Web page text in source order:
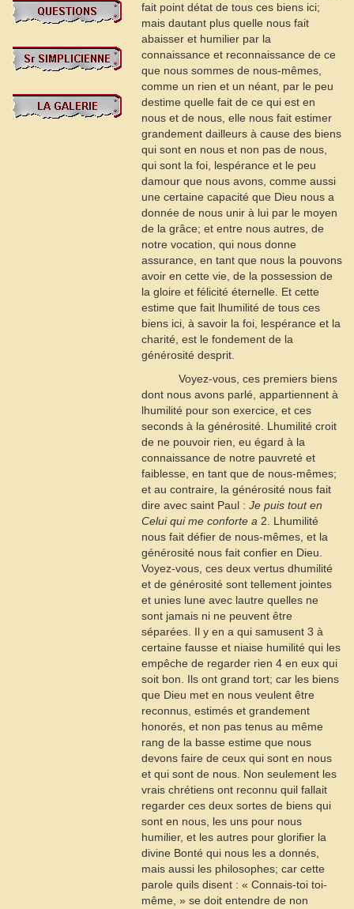
fait point détat de tous ces biens ici;
mais dautant plus quelle nous fait
abaisser et humilier par la
connaissance et reconnaissance de ce
que nous sommes de nous-mêmes,
comme un rien et un néant, par le peu
destime quelle fait de ce qui est en
nous et de nous, elle nous fait estimer
grandement dailleurs à cause des biens
qui sont en nous et non pas de nous,
qui sont la foi, lespérance et le peu
damour que nous avons, comme aussi
une certaine capacité que Dieu nous a
donnée de nous unir à lui par le moyen
de la grâce; et entre nous autres, de
notre vocation, qui nous donne
assurance, en tant que nous la pouvons
avoir en cette vie, de la possession de
la gloire et félicité éternelle. Et cette
estime que fait lhumilité de tous ces
biens ici, à savoir la foi, lespérance et la
charité, est le fondement de la
générosité desprit.
Voyez-vous, ces premiers biens
dont nous avons parlé, appartiennent à
lhumilité pour son exercice, et ces
seconds à la générosité. Lhumilité croit
de ne pouvoir rien, eu égard à la
connaissance de notre pauvreté et
faiblesse, en tant que de nous-mêmes;
et au contraire, la générosité nous fait
dire avec saint Paul : Je puis tout en
Celui qui me conforte a 2 . Lhumilité
nous fait défier de nous-mêmes, et la
générosité nous fait confier en Dieu.
Voyez-vous, ces deux vertus dhumilité
et de générosité sont tellement jointes
et unies lune avec lautre quelles ne
sont jamais ni ne peuvent être
séparées. Il y en a qui samusent 3 à
certaine fausse et niaise humilité qui les
empêche de regarder rien 4 en eux qui
soit bon. Ils ont grand tort; car les biens
que Dieu met en nous veulent être
reconnus, estimés et grandement
honorés, et non pas tenus au même
rang de la basse estime que nous
devons faire de ceux qui sont en nous
et qui sont de nous. Non seulement les
vrais chrétiens ont reconnu quil fallait
regarder ces deux sortes de biens qui
sont en nous, les uns pour nous
humilier, et les autres pour glorifier la
divine Bonté qui nous les a donnés,
mais aussi les philosophes; car cette
parole quils disent : « Connais-toi toi-
même, » se doit entendre de non